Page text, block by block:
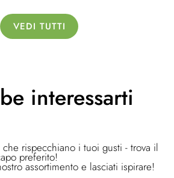
VEDI TUTTI
interessarti
rispecchiano i tuoi gusti - trova il
preferito!
assortimento e lasciati ispirare!